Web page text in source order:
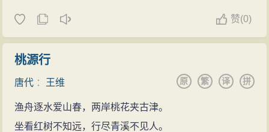
赞(0)
桃源行
唐代 ： 王维 拼
译
繁
原
渔舟逐水爱山春，两岸桃花夹古津。
坐看红树不知远，行尽青溪不见人。